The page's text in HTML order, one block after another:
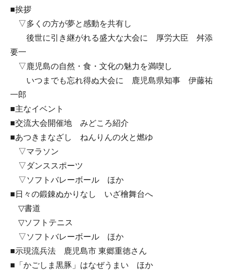
■挨拶
▽多くの方が夢と感動を共有し
後世に引き継がれる盛大な大会に 厚労大臣 舛添
要一
▽鹿児島の自然・食・文化の魅力を満喫し
いつまでも忘れ得ぬ大会に 鹿児島県知事 伊藤祐
一郎
■主なイベント
■交流大会開催地 みどころ紹介
■あつきまなざし ねんりんの火と燃ゆ
▽マラソン
▽ダンススポーツ
▽ソフトバレーボール ほか
■日々の鍛錬ぬかりなし いざ檜舞台へ
▽書道
▽ソフトテニス
▽ソフトバレーボール ほか
■示現流兵法 鹿児島市 東郷重徳さん
■「かごしま黒豚」はなぜうまい ほか